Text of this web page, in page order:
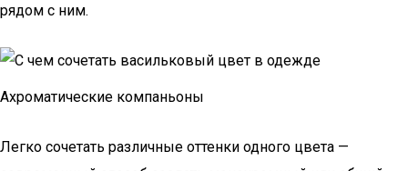
рядом с ним.
Ахроматические компаньоны
Легко сочетать различные оттенки одного цвета —